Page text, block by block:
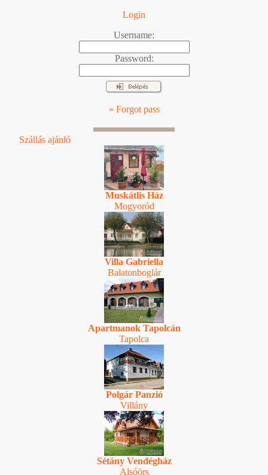
Login
Username:
Password:
» Forgot pass
Szállás ajánló
Muskátlis Ház
Mogyoród
Villa Gabriella
Balatonboglár
Apartmanok Tapolcán
Tapolca
Polgár Panzió
Villány
Sétány Vendégház
Alsóörs